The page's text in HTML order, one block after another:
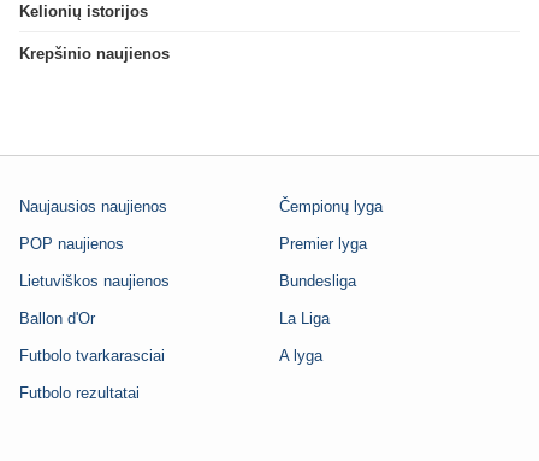
Kelionių istorijos
Krepšinio naujienos
Naujausios naujienos
POP naujienos
Lietuviškos naujienos
Ballon d'Or
Futbolo tvarkarasciai
Futbolo rezultatai
Čempionų lyga
Premier lyga
Bundesliga
La Liga
A lyga